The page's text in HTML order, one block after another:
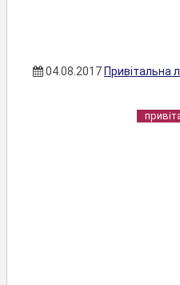
04.08.2017 Привітальна